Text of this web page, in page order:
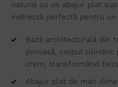
natural cu un abajur plat
indirectă perfectă pentru
Bază architecturală din
poroasă, corpul
crem, transformând
Abajur plat de mari